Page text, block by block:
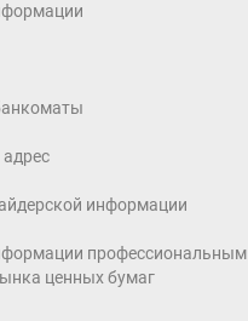
информации
профессиональным
ценных бумаг